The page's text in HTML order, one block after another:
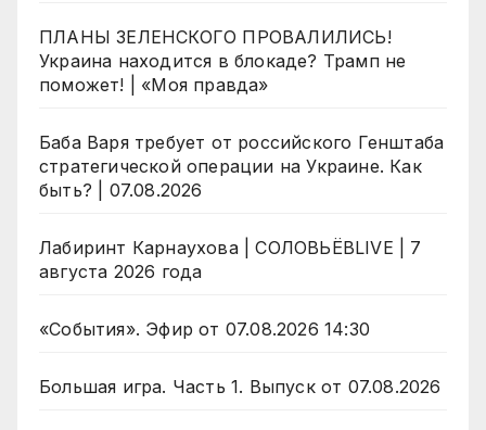
ПЛАНЫ ЗЕЛЕНСКОГО ПРОВАЛИЛИСЬ!
Украина находится в блокаде? Трамп не
поможет! | «Моя правда»
Баба Варя требует от российского Генштаба
стратегической операции на Украине. Как
быть? | 07.08.2026
Лабиринт Карнаухова | СОЛОВЬЁВLIVE | 7
августа 2026 года
«События». Эфир от 07.08.2026 14:30
Большая игра. Часть 1. Выпуск от 07.08.2026